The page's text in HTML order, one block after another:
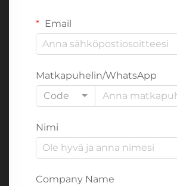
Email
Matkapuhelin/WhatsApp
Code
Nimi
Company Name